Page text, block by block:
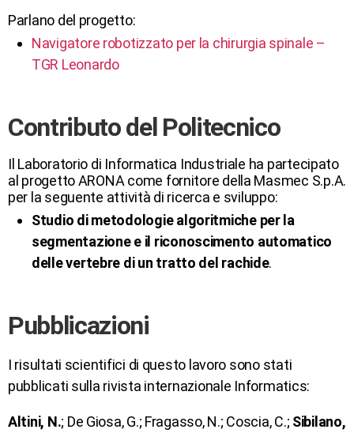
Parlano del progetto:
Navigatore robotizzato per la chirurgia spinale –
TGR Leonardo
Contributo del Politecnico
Il Laboratorio di Informatica Industriale ha partecipato
al progetto ARONA come fornitore della Masmec S.p.A.
per la seguente attività di ricerca e sviluppo:
Studio di metodologie algoritmiche per la
segmentazione e il riconoscimento automatico
delle vertebre di un tratto del rachide.
Pubblicazioni
I risultati scientifici di questo lavoro sono stati
pubblicati sulla rivista internazionale Informatics:
Altini, N.; De Giosa, G.; Fragasso, N.; Coscia, C.; Sibilano,